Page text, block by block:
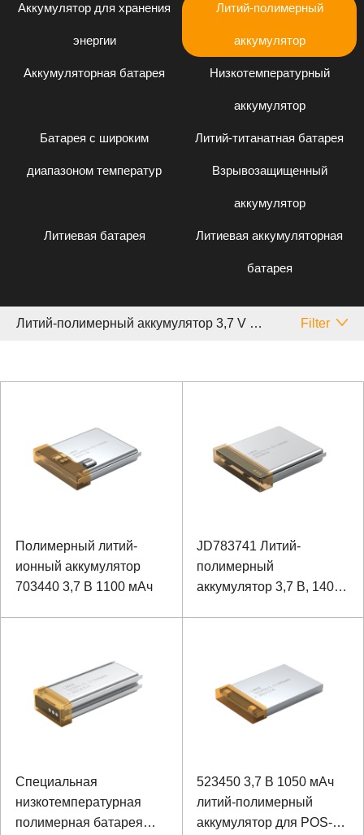
Аккумулятор для хранения
энергии
Литий-полимерный
аккумулятор
Аккумуляторная батарея Низкотемпературный
аккумулятор
Батарея с широким
диапазоном температур
Литий-титанатная батарея
Взрывозащищенный
аккумулятор
Литиевая батарея Литиевая аккумуляторная
батарея
Литий-полимерный аккумулятор 3,7 V 1 ~ 5 Аh Filter
Полимерный литий-
ионный аккумулятор
703440 3,7 В 1100 мАч
JD783741 Литий-
полимерный
аккумулятор 3,7 В, 140
Специальная
низкотемпературная
полимерная батарея
523450 3,7 В 1050 мАч
литий-полимерный
аккумулятор для POS-